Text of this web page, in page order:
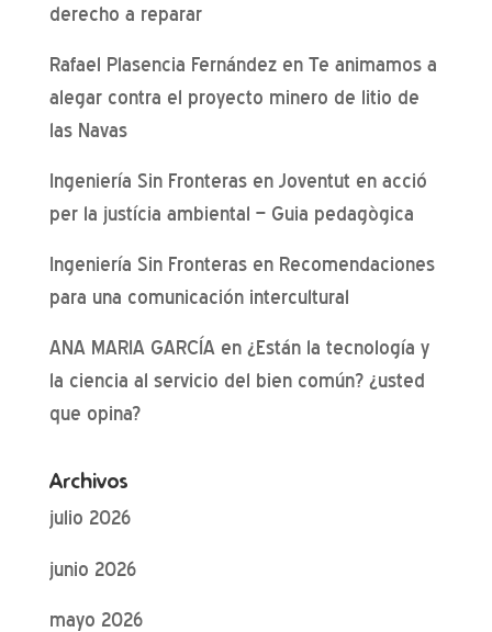
derecho a reparar
Rafael Plasencia Fernándezen Te animamos a
alegar contra el proyecto minero de litio de
las Navas
Ingeniería Sin Fronterasen Joventut en acció
per la justícia ambiental – Guia pedagògica
Ingeniería Sin Fronterasen Recomendaciones
para una comunicación intercultural
ANA MARIA GARCÍAen ¿Están la tecnología y
la ciencia al servicio del bien común? ¿usted
que opina?
Archivos
julio 2026
junio 2026
mayo 2026